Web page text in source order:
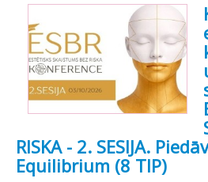
RISKA - 2. SESIJA.
Equilibrium (8 TIP)